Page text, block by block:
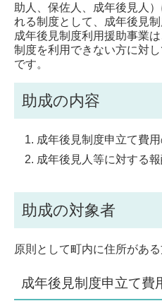
助人、保佐人、成年後見人
れる制度として、成年後見制
成年後見制度利用援助事業
制度を利用できない方に対
です。
助成の内容
成年後見制度申立て費
成年後見人等に対する
助成の対象者
原則として町内に住所があ
成年後見制度申立て費